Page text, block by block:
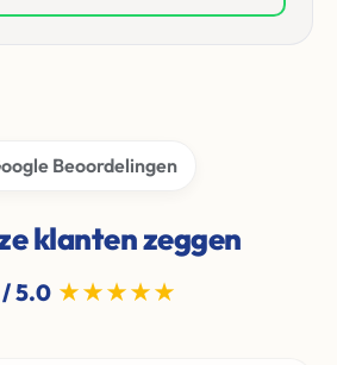
Beoordelingen
klanten zeggen
5.0 ★★★★★